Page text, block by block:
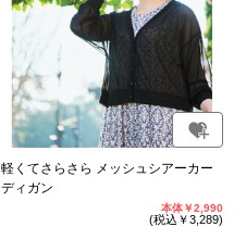
軽くてさらさら メッシュシアーカー
ディガン
本体￥2,990
(税込￥3,289)